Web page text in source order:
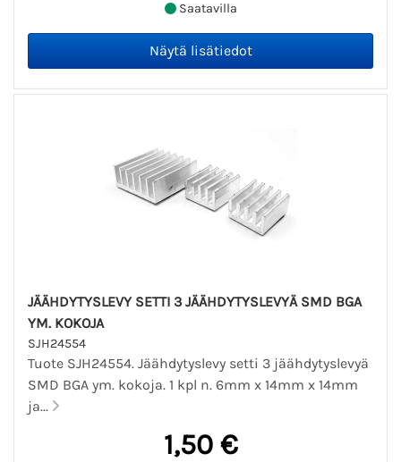
Saatavilla
JÄÄHDYTYSLEVY SETTI 3 JÄÄHDYTYSLEVYÄ SMD BGA
YM. KOKOJA
SJH24554
Tuote SJH24554. Jäähdytyslevy setti 3 jäähdytyslevyä
SMD BGA ym. kokoja. 1 kpl n. 6mm x 14mm x 14mm
ja...
1,50 €